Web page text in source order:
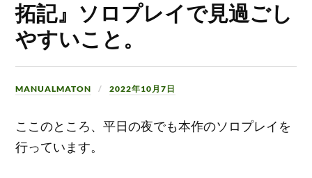
拓記』ソロプレイで見過ごし
やすいこと。
MANUALMATON 2022年10月7日
ここのところ、平日の夜でも本作のソロプレイを
行っています。